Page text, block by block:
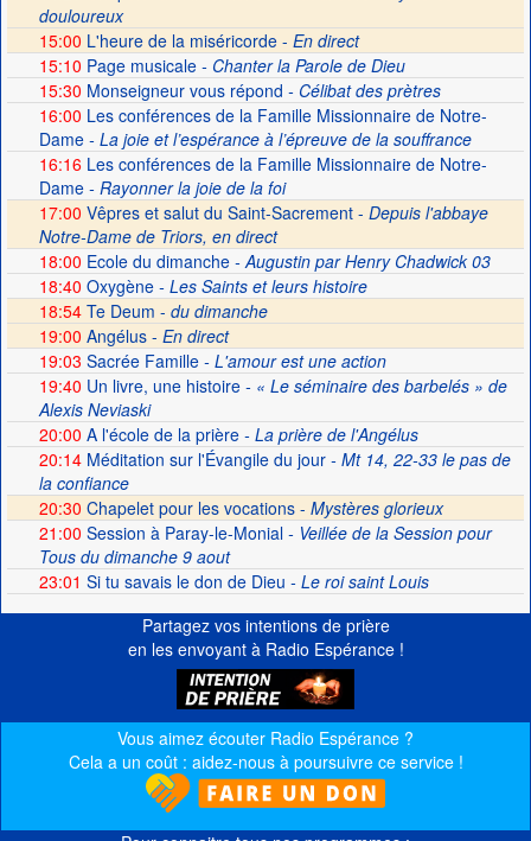
douloureux
15:00 L'heure de la miséricorde - En direct
15:10 Page musicale- Chanter la Parole de Dieu
15:30 Monseigneur vous répond - Célibat des prètres
16:00 Les conférences de la Famille Missionnaire de Notre-
Dame- La joie et l’espérance à l’épreuve de la souffrance
16:16Les conférences de la Famille Missionnaire de Notre-
Dame- Rayonner la joie de la foi
17:00 Vêpres et salut du Saint-Sacrement - Depuis l'abbaye
Notre-Dame de Triors, en direct
18:00 Ecole du dimanche- Augustin par Henry Chadwick 03
18:40 Oxygène- Les Saints et leurs histoire
18:54Te Deum - du dimanche
19:00 Angélus - En direct
19:03 Sacrée Famille- L'amour est une action
19:40 Un livre, une histoire- « Le séminaire des barbelés » de
Alexis Neviaski
20:00 A l'école de la prière- La prière de l'Angélus
20:14Méditation sur l'Évangile du jour- Mt 14, 22-33 le pas de
la confiance
20:30 Chapelet pour les vocations - Mystères glorieux
21:00 Session à Paray-le-Monial- Veillée de la Session pour
Tous du dimanche 9 aout
23:01 Si tu savais le don de Dieu - Le roi saint Louis
Partagez vos intentions de prière
en les envoyant à Radio Espérance !
Vous aimez écouter Radio Espérance ?
Cela a un coût : aidez-nous à poursuivre ce service !